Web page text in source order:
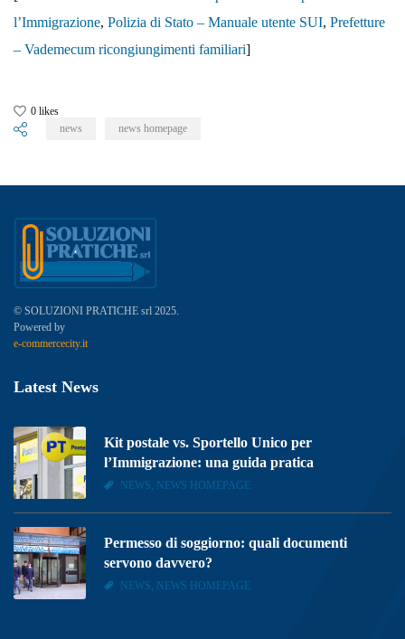
l’Immigrazione, Polizia di Stato – Manuale utente SUI, Prefetture
– Vademecum ricongiungimenti familiari]
0 likes
news
news homepage
© SOLUZIONI PRATICHE srl 2025.
Powered by
e-commercecity.it
Latest News
Kit postale vs. Sportello Unico per
l’Immigrazione: una guida pratica
NEWS, NEWS HOMEPAGE
Permesso di soggiorno: quali documenti
servono davvero?
NEWS, NEWS HOMEPAGE